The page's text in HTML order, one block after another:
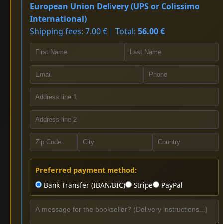
European Union Delivery (UPS or Colissimo
International)
Shipping fees: 7.00 € | Total: 56.00 €
Preferred payment method:
Bank Transfer (IBAN/BIC)
Stripe PayPal